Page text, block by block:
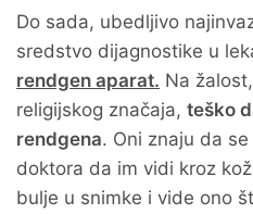
Do sada, ubedljivo
sredstvo dijagnostike u
rendgen aparat. Na
religijskog značaja, teško
rendgena. Oni znaju da
doktora da im vidi kroz
bulje u snimke i vide ono